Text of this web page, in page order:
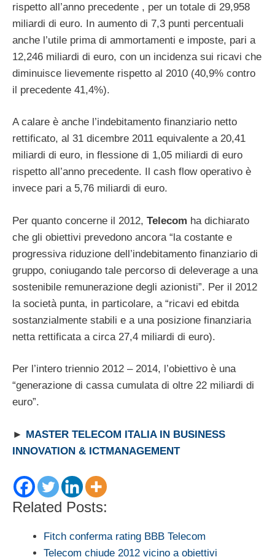
rispetto all’anno precedente , per un totale di 29,958
miliardi di euro. In aumento di 7,3 punti percentuali
anche l’utile prima di ammortamenti e imposte, pari a
12,246 miliardi di euro, con un incidenza sui ricavi che
diminuisce lievemente rispetto al 2010 (40,9% contro
il precedente 41,4%).
A calare è anche l’indebitamento finanziario netto
rettificato, al 31 dicembre 2011 equivalente a 20,41
miliardi di euro, in flessione di 1,05 miliardi di euro
rispetto all’anno precedente. Il cash flow operativo è
invece pari a 5,76 miliardi di euro.
Per quanto concerne il 2012, Telecom ha dichiarato
che gli obiettivi prevedono ancora “la costante e
progressiva riduzione dell’indebitamento finanziario di
gruppo, coniugando tale percorso di deleverage a una
sostenibile remunerazione degli azionisti”. Per il 2012
la società punta, in particolare, a “ricavi ed ebitda
sostanzialmente stabili e a una posizione finanziaria
netta rettificata a circa 27,4 miliardi di euro).
Per l’intero triennio 2012 – 2014, l’obiettivo è una
“generazione di cassa cumulata di oltre 22 miliardi di
euro”.
► MASTER TELECOM ITALIA IN BUSINESS
INNOVATION & ICTMANAGEMENT
Related Posts:
Fitch conferma rating BBB Telecom
Telecom chiude 2012 vicino a obiettivi